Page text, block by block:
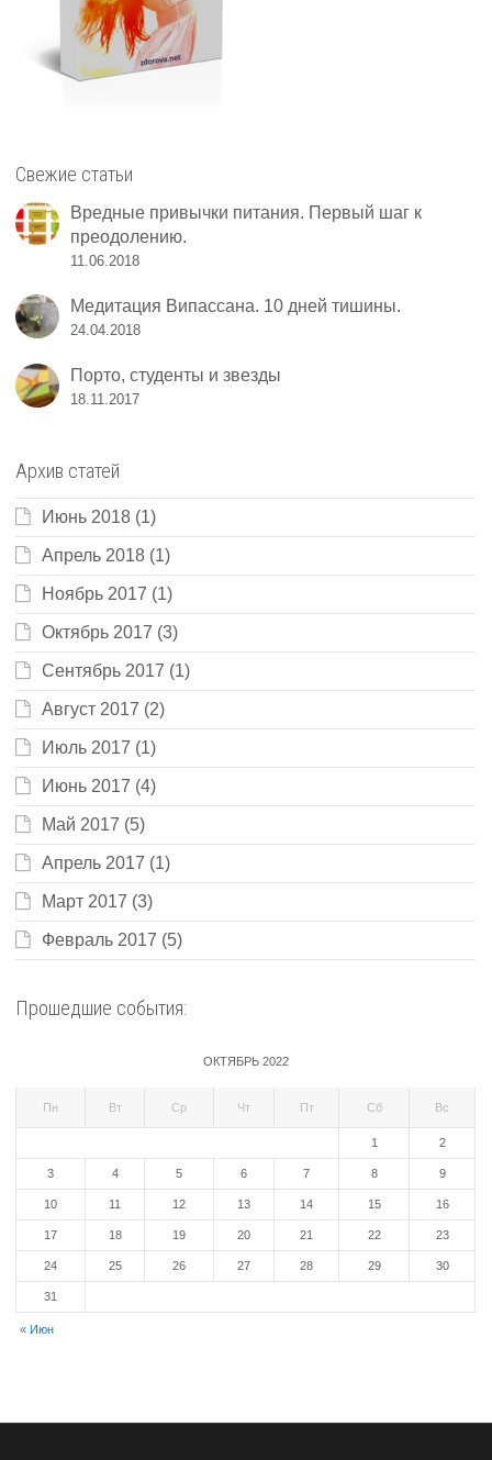
Свежие статьи
Вредные привычки питания. Первый шаг к
преодолению.
11.06.2018
Медитация Випассана. 10 дней тишины.
24.04.2018
Порто, студенты и звезды
18.11.2017
Архив статей
Июнь 2018 (1)
Апрель 2018 (1)
Ноябрь 2017 (1)
Октябрь 2017 (3)
Сентябрь 2017 (1)
Август 2017 (2)
Июль 2017 (1)
Июнь 2017 (4)
Май 2017 (5)
Апрель 2017 (1)
Март 2017 (3)
Февраль 2017 (5)
Прошедшие события:
ОКТЯБРЬ 2022
Пн Вт Ср Чт Пт Сб Вс
« Июн
1 2
3 4 5 6 7 8 9
10 11 12 13 14 15 16
17 18 19 20 21 22 23
24 25 26 27 28 29 30
31